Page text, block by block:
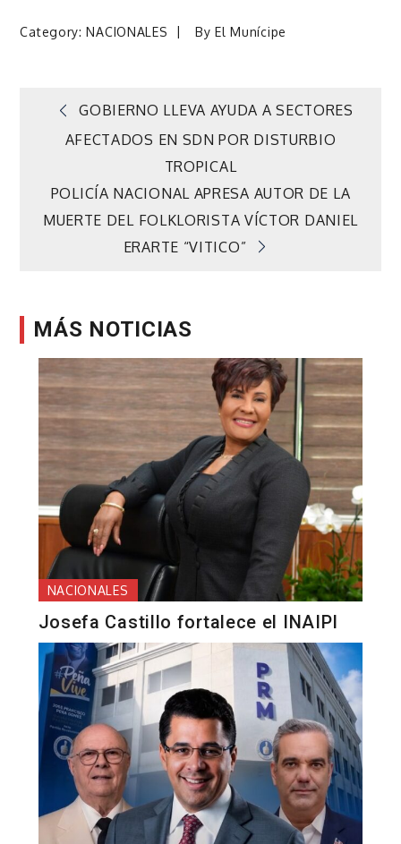
Category:NACIONALES ByEl Munícipe
Navegación
entradas
GOBIERNO LLEVA AYUDA A SECTORES
AFECTADOS EN SDN POR DISTURBIO
TROPICAL
POLICÍA NACIONAL APRESA AUTOR DE LA
MUERTE DEL FOLKLORISTA VÍCTOR DANIEL
ERARTE “VITICO”
MÁS NOTICIAS
NACIONALES
Josefa Castillo fortalece el INAIPI